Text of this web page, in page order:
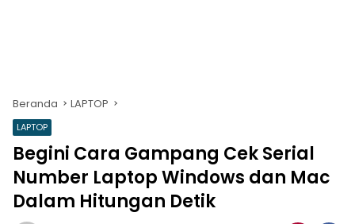
Beranda LAPTOP
LAPTOP
Begini Cara Gampang Cek Serial
Number Laptop Windows dan Mac
Dalam Hitungan Detik